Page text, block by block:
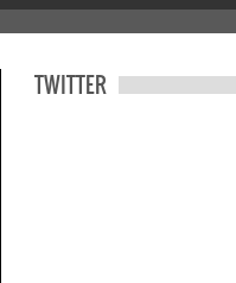
TWITTER